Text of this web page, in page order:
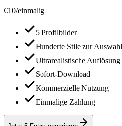
€10/einmalig
5 Profilbilder
Hunderte Stile zur Auswahl
Ultrarealistische Auflösung
Sofort-Download
Kommerzielle Nutzung
Einmalige Zahlung